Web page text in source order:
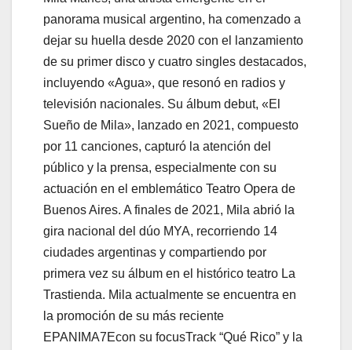
panorama musical argentino, ha comenzado a
dejar su huella desde 2020 con el lanzamiento
de su primer disco y cuatro singles destacados,
incluyendo «Agua», que resonó en radios y
televisión nacionales. Su álbum debut, «El
Sueño de Mila», lanzado en 2021, compuesto
por 11 canciones, capturó la atención del
público y la prensa, especialmente con su
actuación en el emblemático Teatro Opera de
Buenos Aires. A finales de 2021, Mila abrió la
gira nacional del dúo MYA, recorriendo 14
ciudades argentinas y compartiendo por
primera vez su álbum en el histórico teatro La
Trastienda. Mila actualmente se encuentra en
la promoción de su más reciente
EPANIMA7Econ su focusTrack “Qué Rico” y la